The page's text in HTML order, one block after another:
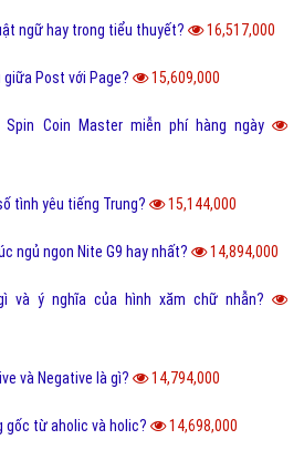
ngữ hay trong tiểu thuyết? 16,517,000
Post với Page? 15,609,000
Coin Master miễn phí hàng ngày
tình yêu tiếng Trung? 15,144,000
ngủ ngon Nite G9 hay nhất? 14,894,000
và ý nghĩa của hình xăm chữ nhẫn?
và Negative là gì? 14,794,000
gốc từ aholic và holic? 14,698,000